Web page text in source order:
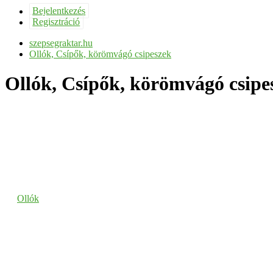
Bejelentkezés
Regisztráció
szepsegraktar.hu
Ollók, Csípők, körömvágó csipeszek
Ollók, Csípők, körömvágó
Ollók